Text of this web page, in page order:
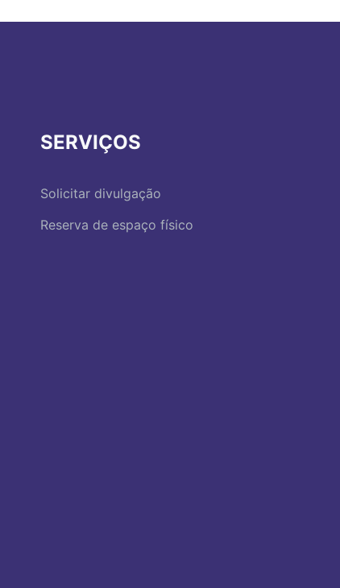
SERVIÇOS
Solicitar divulgação
Reserva de espaço físico